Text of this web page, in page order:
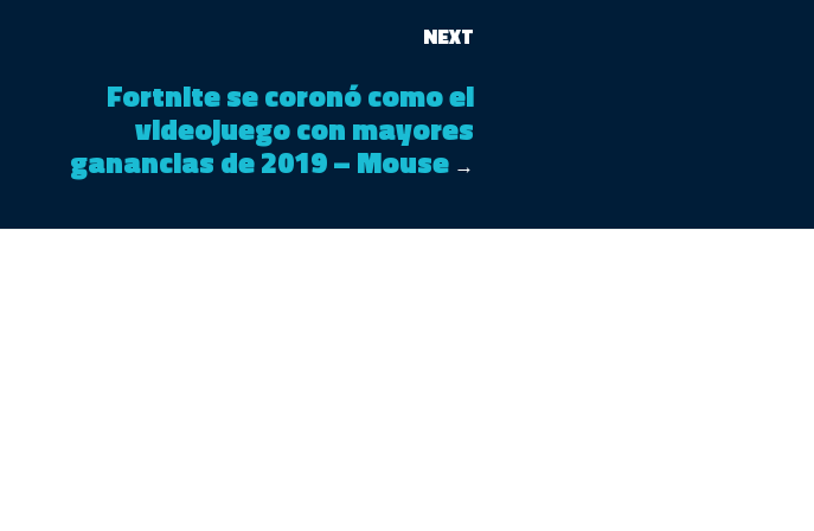
NEXT
Fortnite se coronó como el
videojuego con mayores
ganancias de 2019 – Mouse →